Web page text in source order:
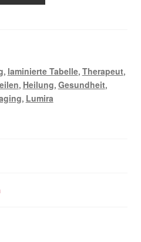
, laminierte Tabelle, Therapeut,
, Heilung, Gesundheit,
, Lumira